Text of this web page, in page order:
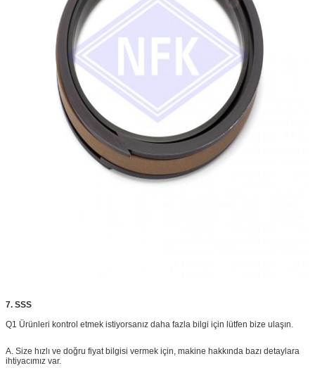
7. SSS
Q1 Ürünleri kontrol etmek istiyorsanız daha fazla bilgi için lütfen bize ulaşın.
A. Size hızlı ve doğru fiyat bilgisi vermek için, makine hakkında bazı detaylara
ihtiyacımız var.